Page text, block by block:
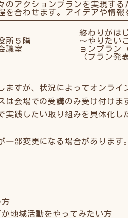
のアクションプランを実現する
を合わせます。アイデアや情報
所５階
議室
終わりがは
～やりたい
ョンプラン
（プラン発
すが、状況によってオンライ
は会場での受講のみ受け付けま
実践したい取り組みを具体化し
部変更になる場合があります。
方
地域活動をやってみたい方